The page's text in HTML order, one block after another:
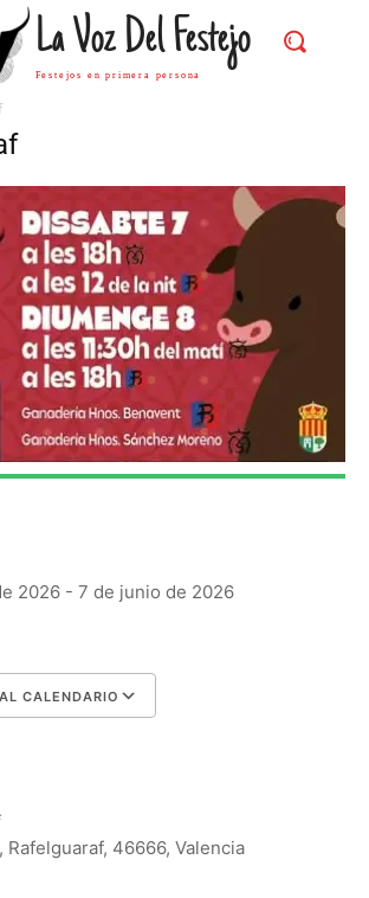
La Voz Del Festejo
Festejos en primera persona
2026 - 7 de junio de 2026
CALENDARIO
Rafelguaraf, 46666, Valencia